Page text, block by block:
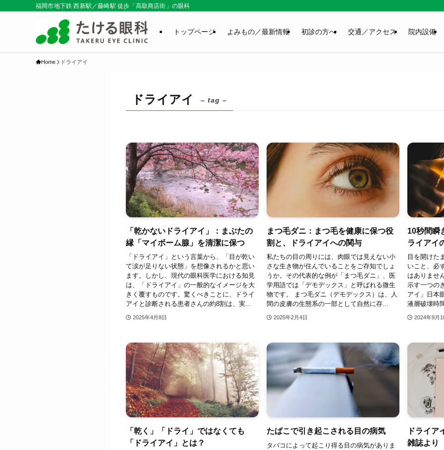
福岡市地下鉄 西新駅／藤崎駅 徒歩「高取商店街」の眼科
トップページ よみもの／最新情報 初診の方へ 交通／アクセス 院内設備
Home ドライアイ
ドライアイ – tag –
「乾かないドライアイ」：まぶたの
縁「マイボーム腺」を清潔に保つ
「ドライアイ」という言葉から、「目が乾い
て涙が足りない状態」を想像されるかと思い
ます。しかし、現代の眼科医学における知見
は、「ドライアイ」の一般的なイメージを大
きく覆すものです。驚くべきことに、ドライ
アイと診断される患者さんの約8割は、実...
2025年4月8日
まつ毛ダニ：まつ毛を健康に保つ役
割と、ドライアイへの関与
私たちの目の周りには、肉眼では見えない小
さな生き物が住んでいることをご存知でしょ
うか。その代表的な例が「まつ毛ダニ」、医
学用語では「デモデックス」と呼ばれる微生
物です。 まつ毛ダニ（デモデックス）は、人
間の皮膚の生態系の一部として自然に存...
2025年2月4日
10秒間瞬
ライアイ
目を開けた
いこと、必
はありませ
示す一つの
アイ」日本
液層破壊時
2024年9月
「乾く」「ドライ」ではなくても
「ドライアイ」とは？
たばこで引き起こされる目の病気
タバコによって起こり得る目の病気がありま
ドライア
雑誌より